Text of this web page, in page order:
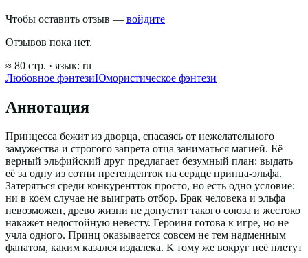
Чтобы оставить отзыв — войдите
Отзывов пока нет.
≈ 80 стр. · язык: ru
Любовное фэнтезиЮмористическое фэнтези
Аннотация
Принцесса бежит из дворца, спасаясь от нежелательного
замужества и строгого запрета отца заниматься магией. Её
верный эльфийский друг предлагает безумный план: выдать
её за одну из сотни претенденток на сердце принца-эльфа.
Затеряться среди конкурентток просто, но есть одно условие:
ни в коем случае не выиграть отбор. Брак человека и эльфа
невозможен, древо жизни не допустит такого союза и жестоко
накажет недостойную невесту. Героиня готова к игре, но не
учла одного. Принц оказывается совсем не тем надменным
фанатом, каким казался издалека. К тому же вокруг неё плетут